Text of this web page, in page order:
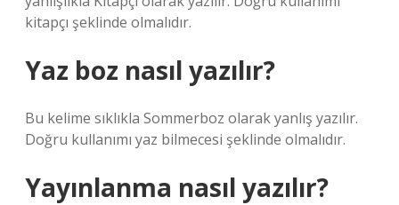
kitapçı şeklinde olmalıdır.
Yaz boz nasıl yazılır?
Bu kelime sıklıkla Sommerboz olarak yanlış yazılır.
Doğru kullanımı yaz bilmecesi şeklinde olmalıdır.
Yayınlanma nasıl yazılır?